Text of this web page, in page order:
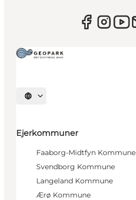
Vælg sprog
Ejerkommuner
Faaborg-Midtfyn Kommune
Svendborg Kommune
Langeland Kommune
Ærø Kommune